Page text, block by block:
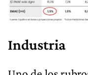
Industria